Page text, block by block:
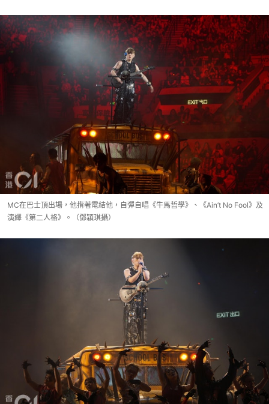
MC在巴士頂出場，他揹著電結他，自彈自唱《牛馬哲學》、《Ain’t No Fool》及
演繹《第二人格》。（鄧穎琪攝）